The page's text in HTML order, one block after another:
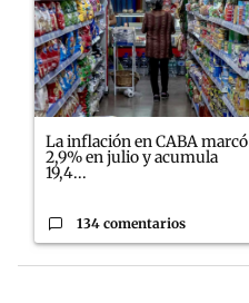
La inflación en CABA marcó
2,9% en julio y acumula
19,4...
134 comentarios